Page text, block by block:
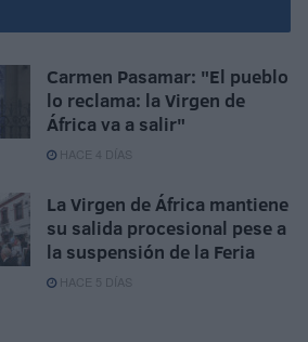
Carmen Pasamar: "El pueblo
lo reclama: la Virgen de
África va a salir"
HACE 4 DÍAS
La Virgen de África mantiene
su salida procesional pese a
la suspensión de la Feria
HACE 5 DÍAS